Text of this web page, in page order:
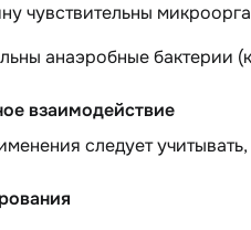
чувствительны
анаэробные бактерии
взаимодействие
следует